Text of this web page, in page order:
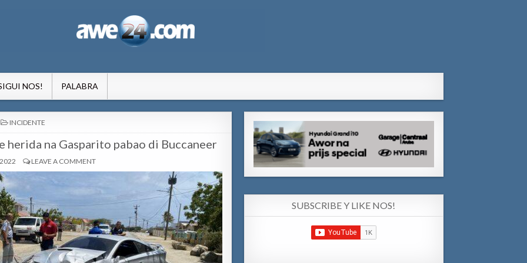
NOS! PALABRA
POSTED
IN
INCIDENTE
na Gasparito pabao di Buccaneer
LEAVE A COMMENT
SUBSCRIBE Y LIKE NOS!